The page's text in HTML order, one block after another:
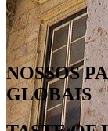
NOSSOS
GLOBAIS